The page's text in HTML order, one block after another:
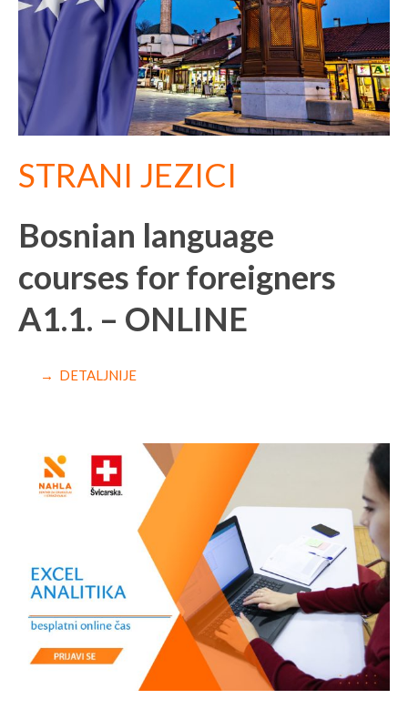
STRANI JEZICI
Bosnian language
courses for foreigners
A1.1. – ONLINE
→ DETALJNIJE